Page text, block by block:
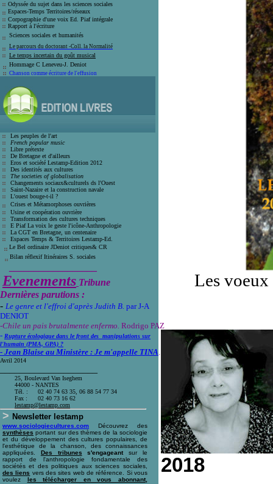
Odyssée du sujet dans les sciences sociales
Espaces-Temps Territoires/réseaux
Corpographie d'une voix Ed. Piaf intégrale
Rapport à l'écriture
Sciences sociales et humanités
Le parcours du doctorant -Coll. la Normalité
Le temps incertain du goût musical
Hommage C Leneveu-J . Deniot
Chanson comme écriture de l'effusion
Les peuples de l'art
French popular music
Libre prétexte
De Bretagne et d'ailleurs
Eros et société Lestamp-Edition 2012
Des identités aux cultures
The societies of globalisation
Changements sociaux&culturels ds l'Ouest
Saint-Nazaire et la construction navale
L'ouest bouge-t-il ?
Crises et Métamorphoses ouvrières
Usine et coopération ouvrière
Transformation des cultures techniques
E Piaf La voix le geste l'icône-Anthropologie
La CGT en Bretagne, un centenaire
Espaces Temps & Territoires Lestamp-Ed
Le Bel ordinaire JDeniot critiques& CR
Bilan réflexif Itinéraires S. sociales
Evenements Tribune
Dernières parutions :
- Le genre et l'effroi d'après Judith B. par J-A
DENIOT
-Chile un pais brutalmente enfermo. Rodrigo PAZ
- Rupture écologique dans le front des manipulations sur
l'humain (PMA, GPA) ?
- Jean Blaise au Ministère : Je m'appelle TINA.
Avril 2014
25, Boulevard Van Iseghem
44000 - NANTES
Tél. :
Fax :
02 40 74 63 35, 06 88 54 77 34
02 40 73 16 62
lestamp@lestamp.com
> Newsletter lestamp
www.sociologiecultures.com
Découvrez des
synthèses portant sur des thèmes de la sociologie
et du développement des cultures populaires, de
l'esthétique de la chanson, des connaissances
appliquées. Des tribunes s'engageantsur le
rapport de l'anthropologie fondamentale des
sociétés et des politiques aux sciences sociales,
des liens vers des sites web de référence. Si vous
voulez les télécharger en vous abonnant,
Les
2018